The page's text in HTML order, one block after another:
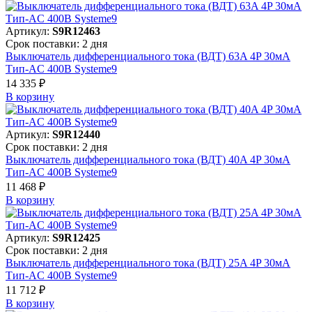
Артикул: S9R12463
Срок поставки: 2 дня
Выключатель дифференциального тока (ВДТ) 63A 4P 30мА
Тип-AC 400В Systeme9
14 335 ₽
В корзинy
Артикул: S9R12440
Срок поставки: 2 дня
Выключатель дифференциального тока (ВДТ) 40A 4P 30мА
Тип-AC 400В Systeme9
11 468 ₽
В корзинy
Артикул: S9R12425
Срок поставки: 2 дня
Выключатель дифференциального тока (ВДТ) 25A 4P 30мА
Тип-AC 400В Systeme9
11 712 ₽
В корзинy